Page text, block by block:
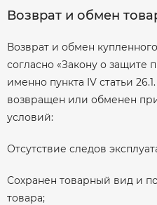
Возврат и обмен
Возврат и обмен
согласно «Закону о защите
именно пункта IV статьи
возвращен или обменен
условий:
Отсутствие следов
Сохранен товарный вид и
товара;